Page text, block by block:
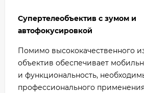
Cупертелеобъектив с зумом и
автофокусировкой
Помимо высококачественного
объектив обеспечивает
и функциональность,
профессионального